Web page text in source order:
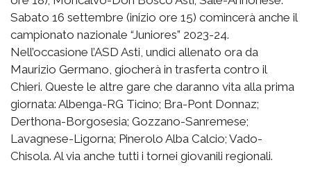
Sabato 16 settembre (inizio ore 15) comincerà anche il
campionato nazionale “Juniores” 2023-24.
Nell’occasione l’ASD Asti, undici allenato ora da
Maurizio Germano, giocherà in trasferta contro il
Chieri. Queste le altre gare che daranno vita alla prima
giornata: Albenga-RG Ticino; Bra-Pont Donnaz;
Derthona-Borgosesia; Gozzano-Sanremese;
Lavagnese-Ligorna; Pinerolo Alba Calcio; Vado-
Chisola. Al via anche tutti i tornei giovanili regionali.